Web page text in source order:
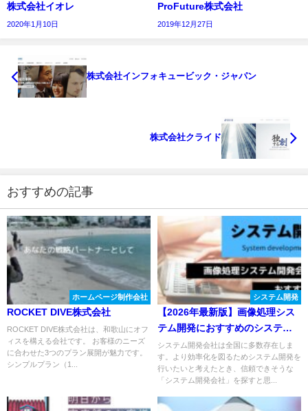
株式会社イオレ
2020年1月10日
ProFuture株式会社
2019年12月27日
株式会社インフォキュービック・ジャパン
株式会社クライド
おすすめの記事
ホームページ制作会社
ROCKET DIVE株式会社
ROCKET DIVE株式会社は、和歌山にオフ
ィスを構える会社です。 お客様のニーズ
に合わせた3つのプラン展開が魅力です。
シンプルプラン（1...
システム開発
【2026年最新版】画像処理シス
テム開発におすすめのシステム
開発会社４選！
システム開発会社は全国に多数存在しま
す。より効率化を図るためシステム開発を
行いたいと考えたとき、信頼できそうな
「システム開発会社」を探すと思...